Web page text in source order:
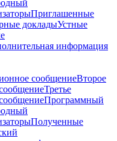
Приглашенные
докладыУстные
информация
сообщениеВторое
Третье
Программный
Полученные